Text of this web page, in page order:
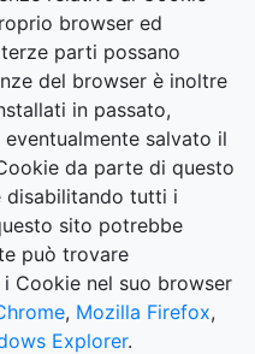
browser ed
parti possano
del browser è inoltre
in passato,
salvato il
da parte di questo
disabilitando tutti i
sito potrebbe
può trovare
Cookie nel suo browser
, Mozilla Firefox,
Explorer.